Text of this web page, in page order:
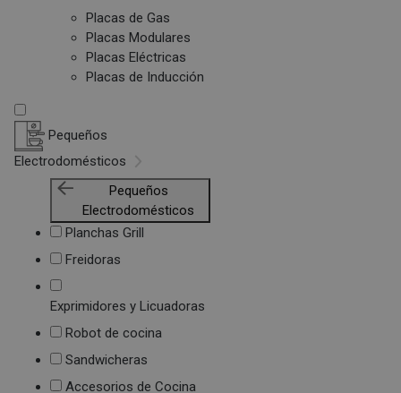
Placas de Gas
Placas Modulares
Placas Eléctricas
Placas de Inducción
Pequeños
Electrodomésticos
Pequeños
Electrodomésticos
Planchas Grill
Freidoras
Exprimidores y Licuadoras
Robot de cocina
Sandwicheras
Accesorios de Cocina